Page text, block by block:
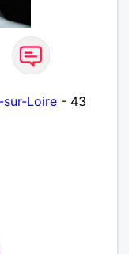
sur-Loire - 43